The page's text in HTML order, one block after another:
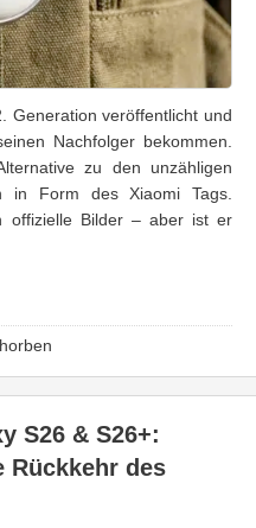
Generation veröffentlicht und
Nachfolger bekommen.
zu den unzähligen
in Form des Xiaomi Tags.
offizielle Bilder – aber ist er
S26 & S26+:
Rückkehr des